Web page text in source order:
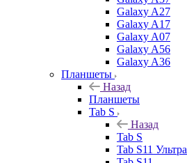
Galaxy A27
Galaxy A17
Galaxy A07
Galaxy A56
Galaxy A36
Планшеты
Назад
Планшеты
Tab S
Назад
Tab S
Tab S11 Ультра